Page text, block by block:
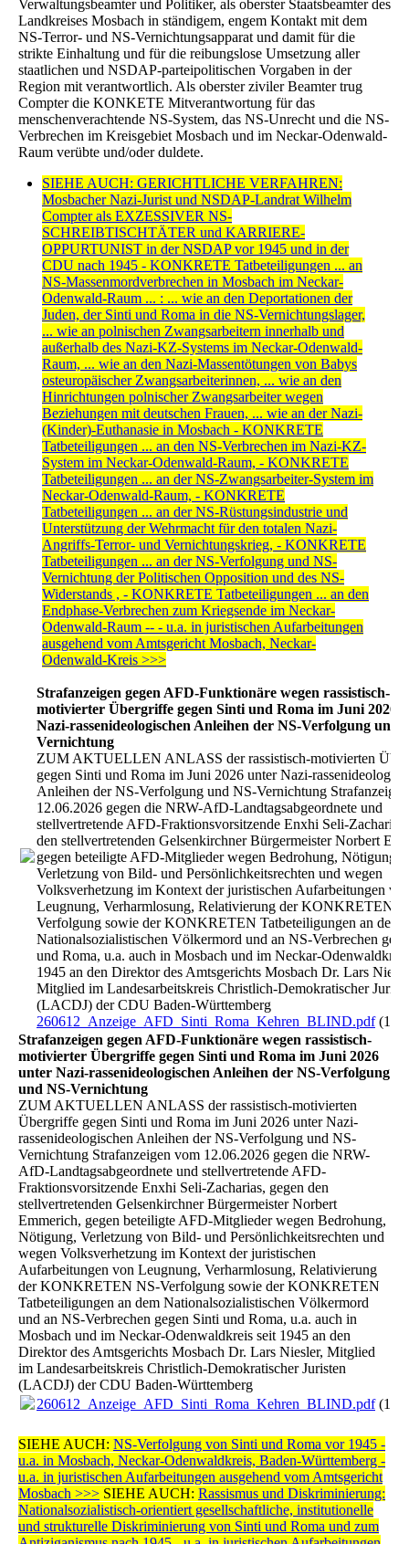
Verwaltungsbeamter und Politiker, als oberster Staatsbeamter des
Landkreises Mosbach in ständigem, engem Kontakt mit dem
NS-Terror- und NS-Vernichtungsapparat und damit für die
strikte Einhaltung und für die reibungslose Umsetzung aller
staatlichen und NSDAP-parteipolitischen Vorgaben in der
Region mit verantwortlich. Als oberster ziviler Beamter trug
Compter die KONKETE Mitverantwortung für das
menschenverachtende NS-System, das NS-Unrecht und die NS-
Verbrechen im Kreisgebiet Mosbach und im Neckar-Odenwald-
Raum verübte und/oder duldete.
SIEHE AUCH: GERICHTLICHE VERFAHREN:
Mosbacher Nazi-Jurist und NSDAP-Landrat Wilhelm
Compter als EXZESSIVER NS-
SCHREIBTISCHTÄTER und KARRIERE-
OPPURTUNIST in der NSDAP vor 1945 und in der
CDU nach 1945 - KONKRETE Tatbeteiligungen ... an
NS-Massenmordverbrechen in Mosbach im Neckar-
Odenwald-Raum ... : ... wie an den Deportationen der
Juden, der Sinti und Roma in die NS-Vernichtungslager,
... wie an polnischen Zwangsarbeitern innerhalb und
außerhalb des Nazi-KZ-Systems im Neckar-Odenwald-
Raum, ... wie an den Nazi-Massentötungen von Babys
osteuropäischer Zwangsarbeiterinnen, ... wie an den
Hinrichtungen polnischer Zwangsarbeiter wegen
Beziehungen mit deutschen Frauen, ... wie an der Nazi-
(Kinder)-Euthanasie in Mosbach - KONKRETE
Tatbeteiligungen ... an den NS-Verbrechen im Nazi-KZ-
System im Neckar-Odenwald-Raum, - KONKRETE
Tatbeteiligungen ... an der NS-Zwangsarbeiter-System im
Neckar-Odenwald-Raum, - KONKRETE
Tatbeteiligungen ... an der NS-Rüstungsindustrie und
Unterstützung der Wehrmacht für den totalen Nazi-
Angriffs-Terror- und Vernichtungskrieg, - KONKRETE
Tatbeteiligungen ... an der NS-Verfolgung und NS-
Vernichtung der Politischen Opposition und des NS-
Widerstands , - KONKRETE Tatbeteiligungen ... an den
Endphase-Verbrechen zum Kriegsende im Neckar-
Odenwald-Raum -- - u.a. in juristischen Aufarbeitungen
ausgehend vom Amtsgericht Mosbach, Neckar-
Odenwald-Kreis >>>
Strafanzeigen gegen AFD-Funktionäre wegen rassistisch-
motivierter Übergriffe gegen Sinti und Roma im Juni 2026
Nazi-rassenideologischen Anleihen der NS-Verfolgung und
Vernichtung
ZUM AKTUELLEN ANLASS der rassistisch-motivierten
gegen Sinti und Roma im Juni 2026 unter Nazi-
Anleihen der NS-Verfolgung und NS-Vernichtung
12.06.2026 gegen die NRW-AfD-Landtagsabgeordnete und
stellvertretende AFD-Fraktionsvorsitzende Enxhi Seli-
den stellvertretenden Gelsenkirchner Bürgermeister Norbert
gegen beteiligte AFD-Mitglieder wegen Bedrohung, Nötigung,
Verletzung von Bild- und Persönlichkeitsrechten und wegen
Volksverhetzung im Kontext der juristischen Aufarbeitungen
Leugnung, Verharmlosung, Relativierung der KONKRETEN
Verfolgung sowie der KONKRETEN Tatbeteiligungen an dem
Nationalsozialistischen Völkermord und an NS-Verbrechen
und Roma, u.a. auch in Mosbach und im Neckar-
1945 an den Direktor des Amtsgerichts Mosbach Dr. Lars
Mitglied im Landesarbeitskreis Christlich-Demokratischer
(LACDJ) der CDU Baden-Württemberg
260612_Anzeige_AFD_Sinti_Roma_Kehren_BLIND.pdf
Strafanzeigen gegen AFD-Funktionäre wegen rassistisch-
motivierter Übergriffe gegen Sinti und Roma im Juni 2026
unter Nazi-rassenideologischen Anleihen der NS-Verfolgung
und NS-Vernichtung
ZUM AKTUELLEN ANLASS der rassistisch-motivierten
Übergriffe gegen Sinti und Roma im Juni 2026 unter Nazi-
rassenideologischen Anleihen der NS-Verfolgung und NS-
Vernichtung Strafanzeigen vom 12.06.2026 gegen die NRW-
AfD-Landtagsabgeordnete und stellvertretende AFD-
Fraktionsvorsitzende Enxhi Seli-Zacharias, gegen den
stellvertretenden Gelsenkirchner Bürgermeister Norbert
Emmerich, gegen beteiligte AFD-Mitglieder wegen Bedrohung,
Nötigung, Verletzung von Bild- und Persönlichkeitsrechten und
wegen Volksverhetzung im Kontext der juristischen
Aufarbeitungen von Leugnung, Verharmlosung, Relativierung
der KONKRETEN NS-Verfolgung sowie der KONKRETEN
Tatbeteiligungen an dem Nationalsozialistischen Völkermord
und an NS-Verbrechen gegen Sinti und Roma, u.a. auch in
Mosbach und im Neckar-Odenwaldkreis seit 1945 an den
Direktor des Amtsgerichts Mosbach Dr. Lars Niesler, Mitglied
im Landesarbeitskreis Christlich-Demokratischer Juristen
(LACDJ) der CDU Baden-Württemberg
260612_Anzeige_AFD_Sinti_Roma_Kehren_BLIND.pdf
SIEHE AUCH: NS-Verfolgung von Sinti und Roma vor 1945 -
u.a. in Mosbach, Neckar-Odenwaldkreis, Baden-Württemberg -
u.a. in juristischen Aufarbeitungen ausgehend vom Amtsgericht
Mosbach >>> SIEHE AUCH: Rassismus und Diskriminierung:
Nationalsozialistisch-orientiert gesellschaftliche, institutionelle
und strukturelle Diskriminierung von Sinti und Roma und zum